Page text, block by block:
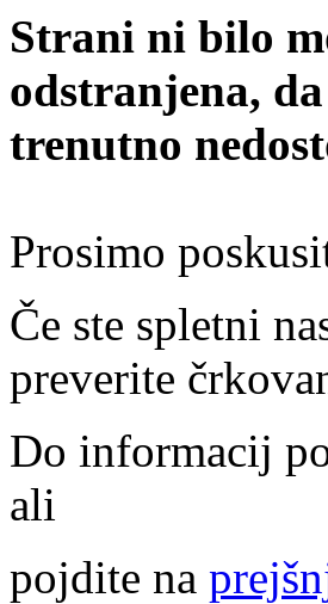
Strani ni bilo
odstranjena,
trenutno
Prosimo
Če ste spletni
preverite
Do informacij
ali
pojdite na